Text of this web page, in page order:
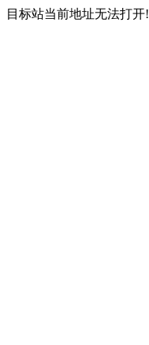
目标站当前地址无法打开!